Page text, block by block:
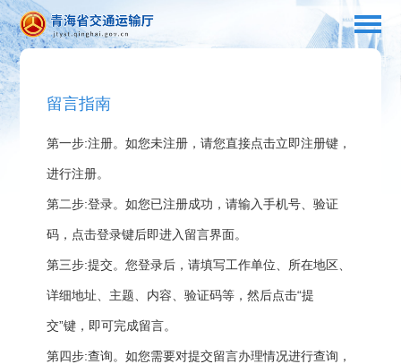
留言指南
第一步:注册。如您未注册，请您直接点击立即注册键，
进行注册。
第二步:登录。如您已注册成功，请输入手机号、验证
码，点击登录键后即进入留言界面。
第三步:提交。您登录后，请填写工作单位、所在地区、
详细地址、主题、内容、验证码等，然后点击“提
交”键，即可完成留言。
第四步:查询。如您需要对提交留言办理情况进行查询，